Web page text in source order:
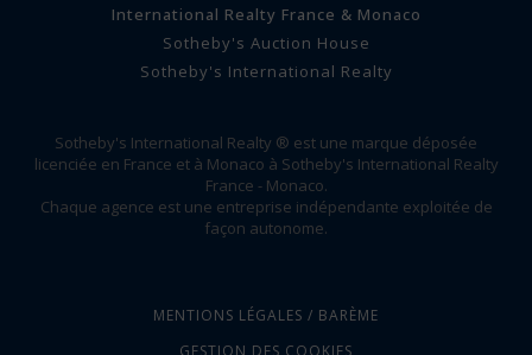
International Realty France & Monaco
Sotheby's Auction House
Sotheby's International Realty
Sotheby's International Realty ® est une marque déposée
licenciée en France et à Monaco à Sotheby's International Realty
France - Monaco.
Chaque agence est une entreprise indépendante exploitée de
façon autonome.
MENTIONS LÉGALES / BARÈME
GESTION DES COOKIES